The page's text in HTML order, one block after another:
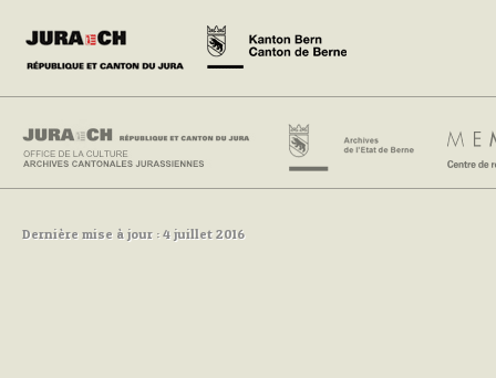
Dernière mise à jour : 4 juillet 2016